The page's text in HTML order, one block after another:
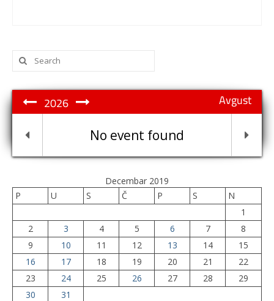
Search
for:
Avgust
2026
No event found
Decembar 2019
P
U S Č P S
N
1
2
3 4 5 6 7
8
9
10 11 12 13 14
15
16
17 18 19 20 21
22
23
24 25 26 27 28
29
30
31